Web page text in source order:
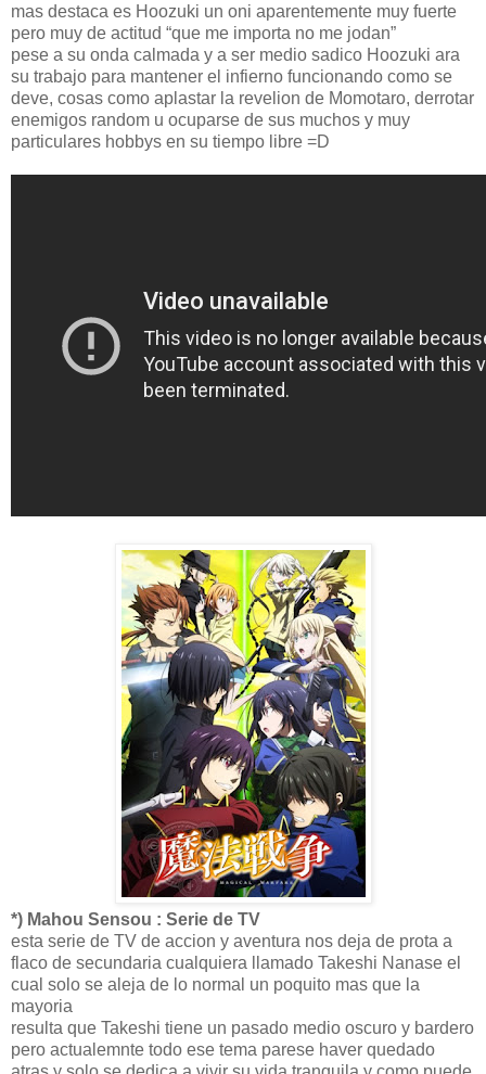
mas destaca es Hoozuki un oni aparentemente muy fuerte
pero muy de actitud “que me importa no me jodan”
pese a su onda calmada y a ser medio sadico Hoozuki ara
su trabajo para mantener el infierno funcionando como se
deve, cosas como aplastar la revelion de Momotaro, derrotar
enemigos random u ocuparse de sus muchos y muy
particulares hobbys en su tiempo libre =D
*) Mahou Sensou : Serie de TV
esta serie de TV de accion y aventura nos deja de prota a
flaco de secundaria cualquiera llamado Takeshi Nanase el
cual solo se aleja de lo normal un poquito mas que la
mayoria
resulta que Takeshi tiene un pasado medio oscuro y bardero
pero actualemnte todo ese tema parese haver quedado